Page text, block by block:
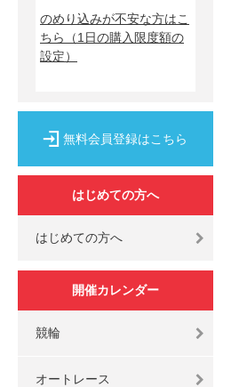
のめり込みが不安な方はこ
ちら
（1日の購入限度額の
設定）
無料会員登録はこちら
はじめての方へ
はじめての方へ
開催カレンダー
競輪
オートレース